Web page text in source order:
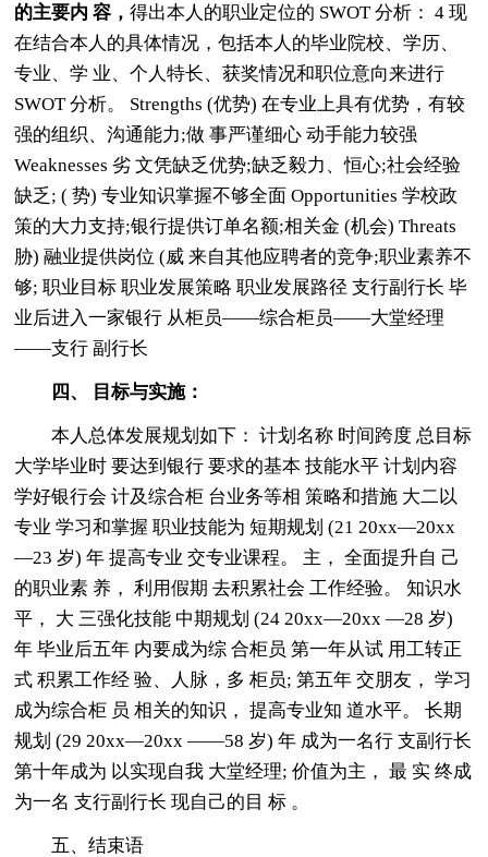
的主要内 容，得出本人的职业定位的 SWOT 分析： 4 现
在结合本人的具体情况，包括本人的毕业院校、学历、
专业、学 业、个人特长、获奖情况和职位意向来进行
SWOT 分析。 Strengths (优势) 在专业上具有优势，有较
强的组织、沟通能力;做 事严谨细心 动手能力较强
Weaknesses 劣 文凭缺乏优势;缺乏毅力、恒心;社会经验
缺乏; ( 势) 专业知识掌握不够全面 Opportunities 学校政
策的大力支持;银行提供订单名额;相关金 (机会) Threats
胁) 融业提供岗位 (威 来自其他应聘者的竞争;职业素养不
够; 职业目标 职业发展策略 职业发展路径 支行副行长 毕
业后进入一家银行 从柜员——综合柜员——大堂经理
——支行 副行长
四、 目标与实施：
本人总体发展规划如下： 计划名称 时间跨度 总目标
大学毕业时 要达到银行 要求的基本 技能水平 计划内容
学好银行会 计及综合柜 台业务等相 策略和措施 大二以
专业 学习和掌握 职业技能为 短期规划 (21 20xx—20xx
—23 岁) 年 提高专业 交专业课程。 主， 全面提升自 己
的职业素 养， 利用假期 去积累社会 工作经验。 知识水
平， 大 三强化技能 中期规划 (24 20xx—20xx —28 岁)
年 毕业后五年 内要成为综 合柜员 第一年从试 用工转正
式 积累工作经 验、人脉，多 柜员; 第五年 交朋友， 学习
成为综合柜 员 相关的知识， 提高专业知 道水平。 长期
规划 (29 20xx—20xx ——58 岁) 年 成为一名行 支副行长
第十年成为 以实现自我 大堂经理; 价值为主， 最 实 终成
为一名 支行副行长 现自己的目 标 。
五、结束语